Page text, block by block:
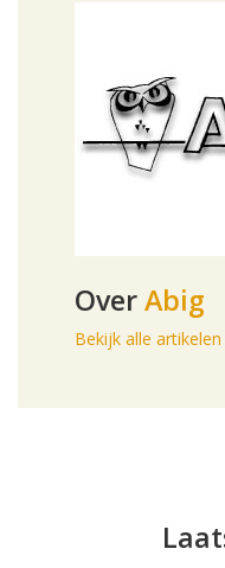
OverAbig
Bekijk alle